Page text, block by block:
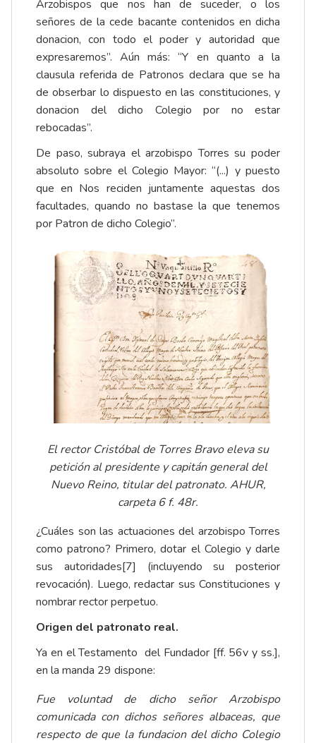
Arzobispos que nos han de suceder, o los
señores de la cede bacante contenidos en dicha
donacion, con todo el poder y autoridad que
expresaremos”. Aún más: “Y en quanto a la
clausula referida de Patronos declara que se ha
de obserbar lo dispuesto en las constituciones, y
donacion del dicho Colegio por no estar
rebocadas”.
De paso, subraya el arzobispo Torres su poder
absoluto sobre el Colegio Mayor: “(...) y puesto
que en Nos reciden juntamente aquestas dos
facultades, quando no bastase la que tenemos
por Patron de dicho Colegio”.
El rector Cristóbal de Torres Bravo eleva su
petición al presidente y capitán general del
Nuevo Reino, titular del patronato. AHUR,
carpeta 6 f. 48r.
¿Cuáles son las actuaciones del arzobispo Torres
como patrono? Primero, dotar el Colegio y darle
sus autoridades[7] (incluyendo su posterior
revocación). Luego, redactar sus Constituciones y
nombrar rector perpetuo.
Origen del patronato real.
Ya en el Testamento del Fundador [ff. 56v y ss.],
en la manda 29 dispone:
Fue voluntad de dicho señor Arzobispo
comunicada con dichos señores albaceas, que
respecto de que la fundacion del dicho Colegio